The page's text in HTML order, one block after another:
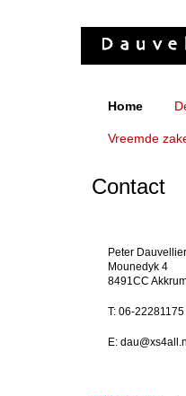
Home
Vreemde
Contact
Peter Dauvellier
Mounedyk 4
8491CC
T: 06-22281175
E: dau@xs4all.nl